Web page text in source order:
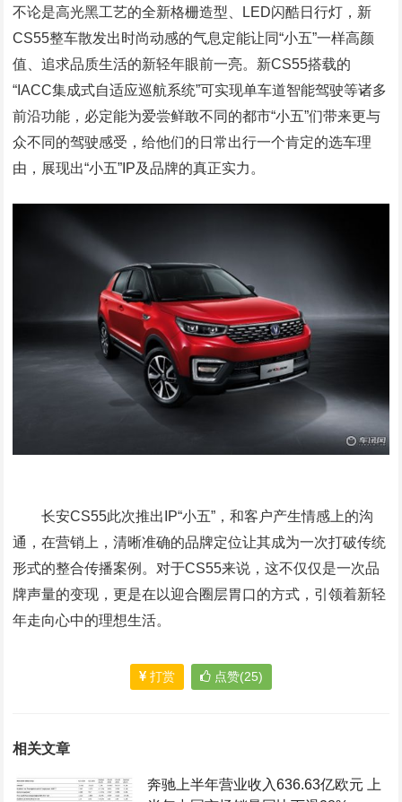
不论是高光黑工艺的全新格栅造型、LED闪酷日行灯，新
CS55整车散发出时尚动感的气息定能让同“小五”一样高颜
值、追求品质生活的新轻年眼前一亮。新CS55搭载的
“IACC集成式自适应巡航系统”可实现单车道智能驾驶等诸多
前沿功能，必定能为爱尝鲜敢不同的都市“小五”们带来更与
众不同的驾驶感受，给他们的日常出行一个肯定的选车理
由，展现出“小五”IP及品牌的真正实力。
长安CS55此次推出IP“小五”，和客户产生情感上的沟
通，在营销上，清晰准确的品牌定位让其成为一次打破传统
形式的整合传播案例。对于CS55来说，这不仅仅是一次品
牌声量的变现，更是在以迎合圈层胃口的方式，引领着新轻
年走向心中的理想生活。
打赏 点赞(25)
相关文章
奔驰上半年营业收入636.63亿欧元 上